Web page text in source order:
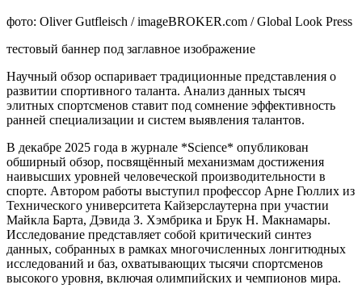
фото: Oliver Gutfleisch / imageBROKER.com / Global Look Press
тестовый баннер под заглавное изображение
Научный обзор оспаривает традиционные представления о
развитии спортивного таланта. Анализ данных тысяч
элитных спортсменов ставит под сомнение эффективность
ранней специализации и систем выявления талантов.
В декабре 2025 года в журнале *Science* опубликован
обширный обзор, посвящённый механизмам достижения
наивысших уровней человеческой производительности в
спорте. Автором работы выступил профессор Арне Гюллих из
Технического университета Кайзерслаутерна при участии
Майкла Барта, Дэвида З. Хэмбрика и Брук Н. Макнамары.
Исследование представляет собой критический синтез
данных, собранных в рамках многочисленных лонгитюдных
исследований и баз, охватывающих тысячи спортсменов
высокого уровня, включая олимпийских и чемпионов мира.